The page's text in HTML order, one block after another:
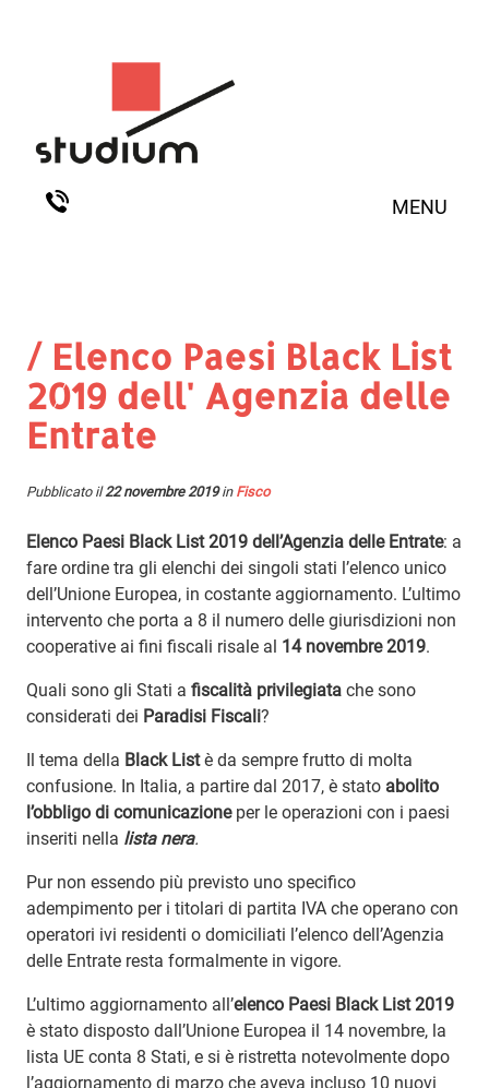
MENU
/ Elenco Paesi Black List
2019 dell' Agenzia delle
Entrate
Pubblicato il22 novembre 2019in Fisco
Elenco Paesi Black List 2019 dell’Agenzia delle Entrate: a
fare ordine tra gli elenchi dei singoli stati l’elenco unico
dell’Unione Europea, in costante aggiornamento. L’ultimo
intervento che porta a 8 il numero delle giurisdizioni non
cooperative ai fini fiscali risale al 14 novembre 2019.
Quali sono gli Stati a fiscalità privilegiata che sono
considerati dei Paradisi Fiscali?
Il tema della Black Listè da sempre frutto di molta
confusione. In Italia, a partire dal 2017, è stato abolito
l’obbligo di comunicazioneper le operazioni con i paesi
inseriti nella lista nera.
Pur non essendo più previsto uno specifico
adempimento per i titolari di partita IVA che operano con
operatori ivi residenti o domiciliati l’elenco dell’Agenzia
delle Entrate resta formalmente in vigore.
L’ultimo aggiornamento all’elenco Paesi Black List 2019
è stato disposto dall’Unione Europea il 14 novembre, la
lista UE conta 8 Stati, e si è ristretta notevolmente dopo
l’aggiornamento di marzo che aveva incluso 10 nuovi